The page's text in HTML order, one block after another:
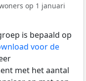
op 1 januari
is bepaald op
voor de
met het aantal